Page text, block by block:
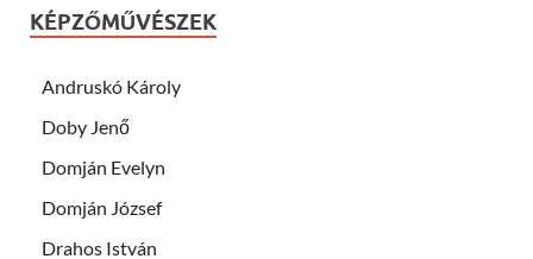
KÉPZŐMŰVÉSZEK
Andruskó Károly
Doby Jenő
Domján Evelyn
Domján József
Drahos István